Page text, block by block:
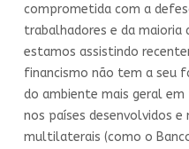
comprometida com a
trabalhadores e da maioria
estamos assistindo
financismo não tem a seu
do ambiente mais geral
nos países desenvolvidos
multilaterais (como o